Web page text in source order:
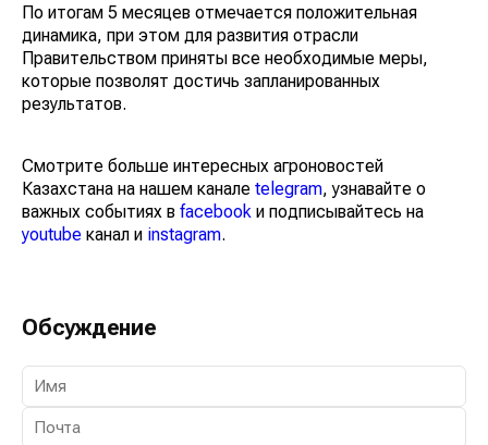
По итогам 5 месяцев отмечается положительная
динамика, при этом для развития отрасли
Правительством приняты все необходимые меры,
которые позволят достичь запланированных
результатов.
Смотрите больше интересных агроновостей
Казахстана на нашем канале telegram, узнавайте о
важных событиях в facebook и подписывайтесь на
youtube канал и instagram.
Обсуждение